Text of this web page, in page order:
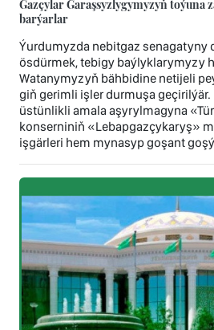
Gazçylar Garaşsyzlygymyzyň
barýarlar
Ýurdumyzda nebitgaz senagatyny
ösdürmek, tebigy baýlyklarymyzy
Watanymyzyň bähbidine netijeli
giň gerimli işler durmuşa
üstünlikli amala aşyrylmagyna
konserniniň «Lebapgazçykaryş»
işgärleri hem mynasyp goşant